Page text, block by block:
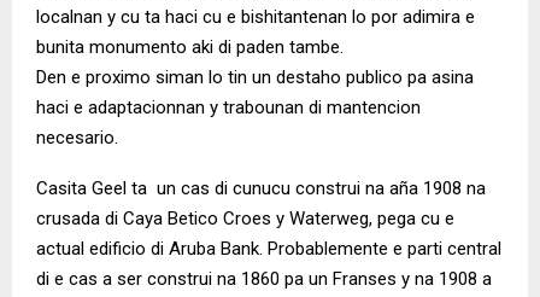
localnan y cu ta haci cu e bishitantenan lo por adimira e
bunita monumento aki di paden tambe.
Den e proximo siman lo tin un destaho publico pa asina
haci e adaptacionnan y trabounan di mantencion
necesario.
Casita Geel ta un cas di cunucu construi na aña 1908 na
crusada di Caya Betico Croes y Waterweg, pega cu e
actual edificio di Aruba Bank. Probablemente e parti central
di e cas a ser construi na 1860 pa un Franses y na 1908 a